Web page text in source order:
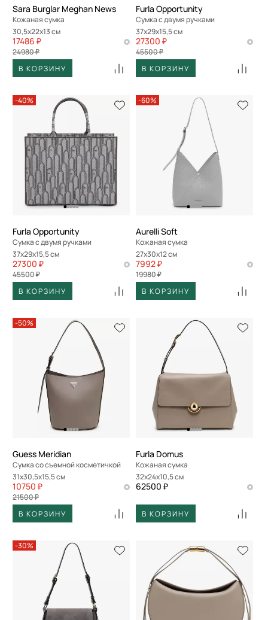
Sara Burglar Meghan News
Кожаная сумка
30,5x22x13 см
17486 ₽
24980 ₽
В КОРЗИНУ
Furla Opportunity
Сумка с двумя ручками
37x29x15,5 см
27300 ₽
45500 ₽
В КОРЗИНУ
-40%
Furla Opportunity
Сумка с двумя ручками
37x29x15,5 см
27300 ₽
45500 ₽
В КОРЗИНУ
-60%
Aurelli Soft
Кожаная сумка
27x30x12 см
7992 ₽
19980 ₽
В КОРЗИНУ
-50%
Guess Meridian
Сумка со съемной косметичкой
31x30,5x15,5 см
10750 ₽
21500 ₽
В КОРЗИНУ
Furla Domus
Кожаная сумка
32x24x10,5 см
62500 ₽
В КОРЗИНУ
-30%